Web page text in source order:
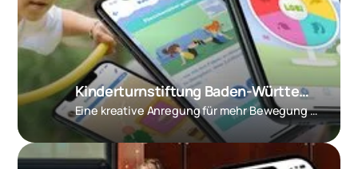
Kinderturnstiftung Baden-Württemberg – Kitu-App
Eine kreative Anregung für mehr Bewegung im Alltag!